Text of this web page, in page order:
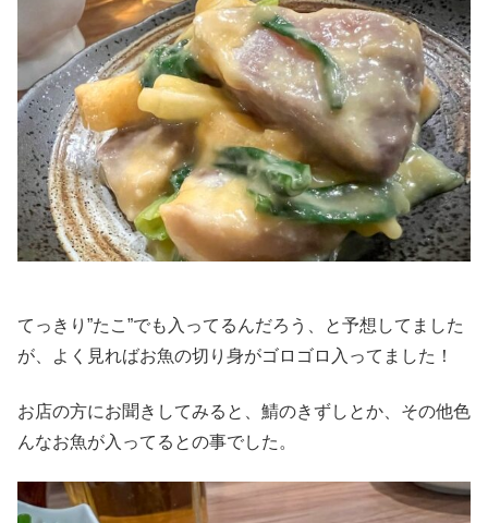
てっきり”たこ”でも入ってるんだろう、と予想してました
が、よく見ればお魚の切り身がゴロゴロ入ってました！
お店の方にお聞きしてみると、鯖のきずしとか、その他色
んなお魚が入ってるとの事でした。